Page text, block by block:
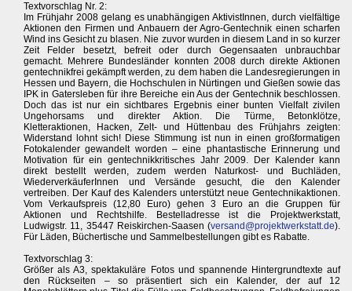
Textvorschlag Nr. 2:
Im Frühjahr 2008 gelang es unabhängigen AktivistInnen, durch vielfältige
Aktionen den Firmen und Anbauern der Agro-Gentechnik einen scharfen
Wind ins Gesicht zu blasen. Nie zuvor wurden in diesem Land in so kurzer
Zeit Felder besetzt, befreit oder durch Gegensaaten unbrauchbar
gemacht. Mehrere Bundesländer konnten 2008 durch direkte Aktionen
gentechnikfrei gekämpft werden, zu dem haben die Landesregierungen in
Hessen und Bayern, die Hochschulen in Nürtingen und Gießen sowie das
IPK in Gatersleben für ihre Bereiche ein Aus der Gentechnik beschlossen.
Doch das ist nur ein sichtbares Ergebnis einer bunten Vielfalt zivilen
Ungehorsams und direkter Aktion. Die Türme, Betonklötze,
Kletteraktionen, Hacken, Zelt- und Hüttenbau des Frühjahrs zeigten:
Widerstand lohnt sich! Diese Stimmung ist nun in einen großformatigen
Fotokalender gewandelt worden – eine phantastische Erinnerung und
Motivation für ein gentechnikkritisches Jahr 2009. Der Kalender kann
direkt bestellt werden, zudem werden Naturkost- und Buchläden,
WiederverkäuferInnen und Versände gesucht, die den Kalender
vertreiben. Der Kauf des Kalenders unterstützt neue Gentechnikaktionen.
Vom Verkaufspreis (12,80 Euro) gehen 3 Euro an die Gruppen für
Aktionen und Rechtshilfe. Bestelladresse ist die Projektwerkstatt,
Ludwigstr. 11, 35447 Reiskirchen-Saasen (versand@projektwerkstatt.de).
Für Läden, Büchertische und Sammelbestellungen gibt es Rabatte.
Textvorschlag 3:
Größer als A3, spektakuläre Fotos und spannende Hintergrundtexte auf
den Rückseiten – so präsentiert sich ein Kalender, der auf 12